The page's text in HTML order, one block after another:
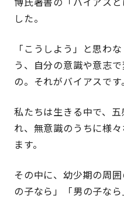
した。
「こうしよう」と思わ
う、自分の意識や意志
の。それがバイアスです。
私たちは生きる中で、
れ、無意識のうちに様
ます。
その中に、幼少期の周
の子なら」「男の子な